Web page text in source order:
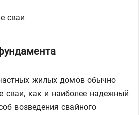
жилых домов обычно
сваи, как и наиболее надежный
возведения свайного